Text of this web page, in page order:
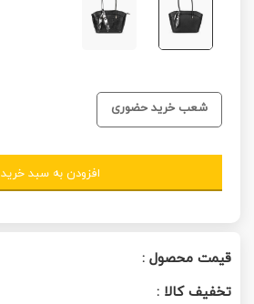
شعب خرید حضوری
افزودن به سبد خرید
قیمت محصول :
تخفیف کالا :